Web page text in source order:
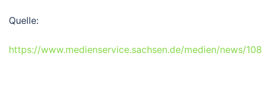
Quelle:
https://www.medienservice.sachsen.de/medien/news/